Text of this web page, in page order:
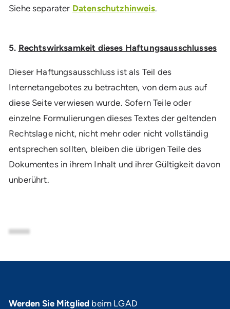
Siehe separater Datenschutzhinweis.
5. Rechtswirksamkeit dieses Haftungsausschlusses
Dieser Haftungsausschluss ist als Teil des
Internetangebotes zu betrachten, von dem aus auf
diese Seite verwiesen wurde. Sofern Teile oder
einzelne Formulierungen dieses Textes der geltenden
Rechtslage nicht, nicht mehr oder nicht vollständig
entsprechen sollten, bleiben die übrigen Teile des
Dokumentes in ihrem Inhalt und ihrer Gültigkeit davon
unberührt.
Werden Sie Mitglied beim LGAD